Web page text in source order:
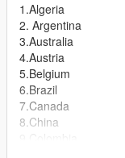
1.Algeria
2. Argentina
3.Australia
4.Austria
5.Belgium
6.Brazil
7.Canada
8.China